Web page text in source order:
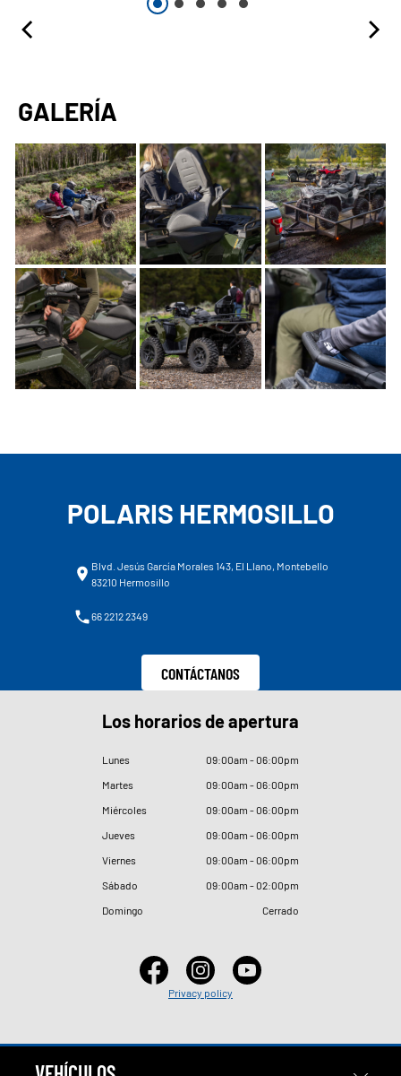
GALERÍA
POLARIS HERMOSILLO
Blvd. Jesús García Morales 143, El Llano, Montebello
83210 Hermosillo
66 2212 2349
CONTÁCTANOS
Los horarios de apertura
Lunes 09:00am - 06:00pm
Martes
09:00am - 06:00pm
Miércoles
09:00am - 06:00pm
Jueves
09:00am - 06:00pm
Viernes
09:00am - 06:00pm
Sábado
09:00am - 02:00pm
Domingo
Cerrado
Privacy policy